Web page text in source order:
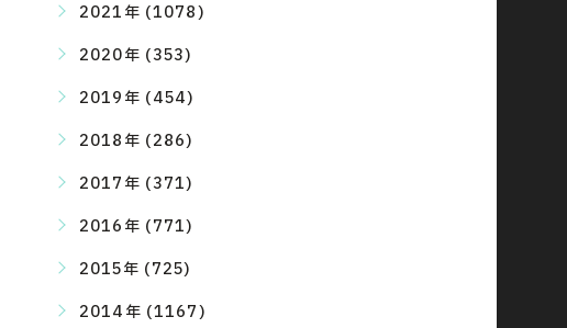
2021年 (1078)
2020年 (353)
2019年 (454)
2018年 (286)
2017年 (371)
2016年 (771)
2015年 (725)
2014年 (1167)